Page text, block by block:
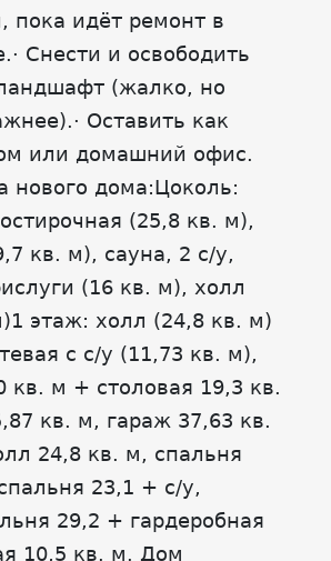
пока идёт ремонт в
Снести и освободить
(жалко, но
Оставить как
или домашний офис.
нового дома:Цоколь:
(25,8 кв. м),
кв. м), сауна, 2 с/у,
(16 кв. м), холл
этаж: холл (24,8 кв. м)
с с/у (11,73 кв. м),
кв. м + столовая 19,3 кв.
кв. м, гараж 37,63 кв.
24,8 кв. м, спальня
23,1 + с/у,
29,2 + гардеробная
10,5 кв. м. Дом